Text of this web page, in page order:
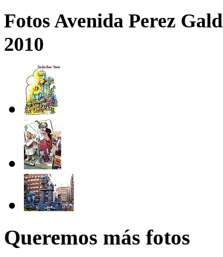
Fotos Avenida Perez
2010
Queremos más fotos